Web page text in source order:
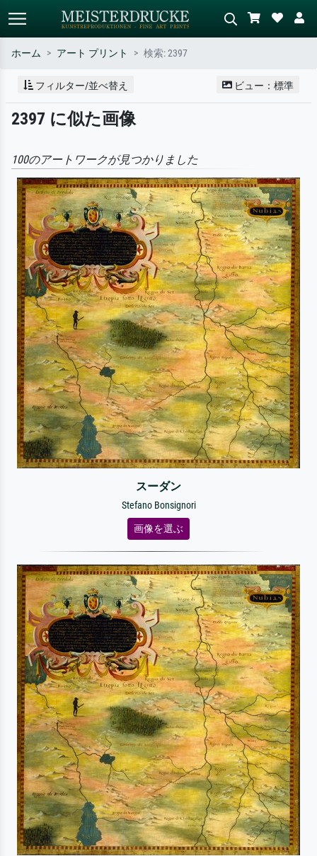
標準検索 AI画像検索
作家名・作品名・スタイルで検索
– 例：モネ、星月夜、印象派、北
シーンを説明してください – 例：
ホーム アート プリント 検索: 2397
フィルター/並べ替え ビュー：標準
2397 に似た画像
100のアートワークが見つかりました
スーダン
Stefano Bonsignori
画像を選ぶ